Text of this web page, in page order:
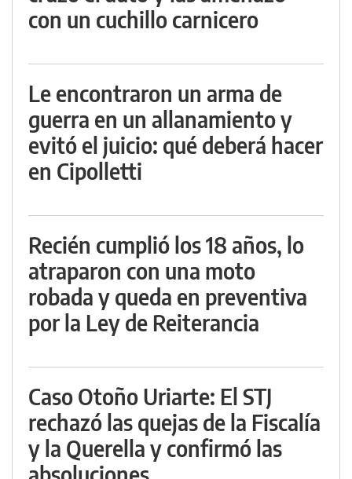
con un cuchillo carnicero
Le encontraron un arma de
guerra en un allanamiento y
evitó el juicio: qué deberá hacer
en Cipolletti
Recién cumplió los 18 años, lo
atraparon con una moto
robada y queda en preventiva
por la Ley de Reiterancia
Caso Otoño Uriarte: El STJ
rechazó las quejas de la Fiscalía
y la Querella y confirmó las